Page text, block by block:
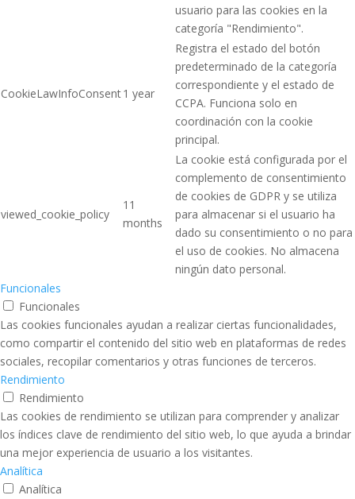
usuario para las cookies en la
categoría "Rendimiento".
CookieLawInfoConsent1 year
Registra el estado del botón
predeterminado de la categoría
correspondiente y el estado de
CCPA. Funciona solo en
coordinación con la cookie
principal.
viewed_cookie_policy
11
months
La cookie está configurada por el
complemento de consentimiento
de cookies de GDPR y se utiliza
para almacenar si el usuario ha
dado su consentimiento o no para
el uso de cookies. No almacena
ningún dato personal.
Funcionales
Funcionales
Las cookies funcionales ayudan a realizar ciertas funcionalidades,
como compartir el contenido del sitio web en plataformas de redes
sociales, recopilar comentarios y otras funciones de terceros.
Rendimiento
Rendimiento
Las cookies de rendimiento se utilizan para comprender y analizar
los índices clave de rendimiento del sitio web, lo que ayuda a brindar
una mejor experiencia de usuario a los visitantes.
Analítica
Analítica